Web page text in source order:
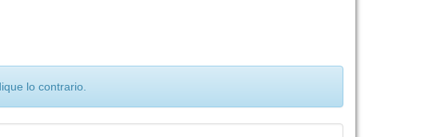
lo contrario.